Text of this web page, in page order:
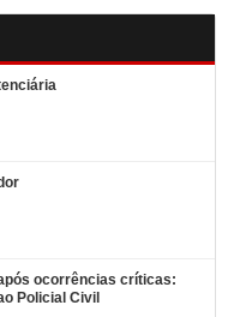
ocorrências críticas:
Policial Civil